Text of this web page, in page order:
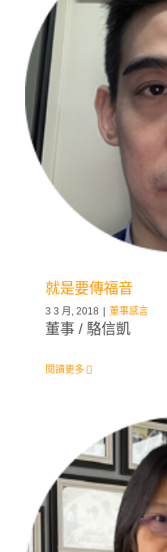
就是要傳福音
3 3 月, 2018 | 董事感言
董事 / 駱信凱
閱讀更多